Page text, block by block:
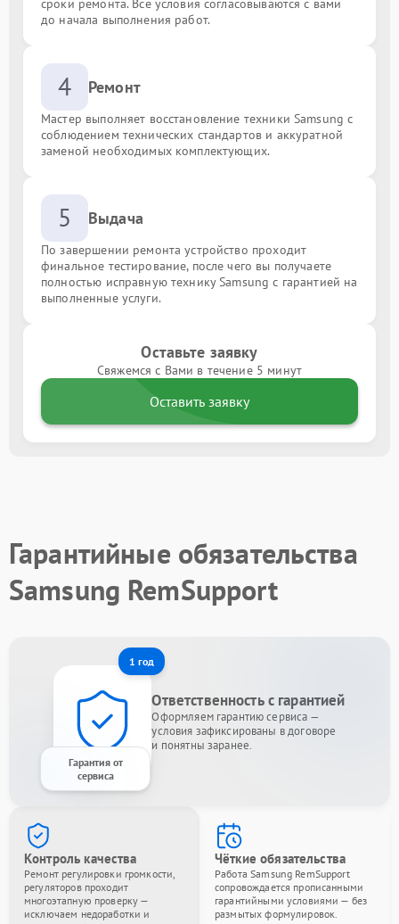
сроки ремонта. Все условия согласовываются с вами
до начала выполнения работ.
4 Ремонт
Мастер выполняет восстановление техники Samsung с
соблюдением технических стандартов и аккуратной
заменой необходимых комплектующих.
5 Выдача
По завершении ремонта устройство проходит
финальное тестирование, после чего вы получаете
полностью исправную технику Samsung с гарантией на
выполненные услуги.
Оставьте заявку
Свяжемся с Вами в течение 5 минут
Оставить заявку
Гарантийные обязательства
Samsung RemSupport
1 год
Гарантия от
сервиса
Ответственность с гарантией
Оформляем гарантию сервиса —
условия зафиксированы в договоре
и понятны заранее.
Контроль качества
Ремонт регулировки громкости,
регуляторов проходит
многоэтапную проверку —
исключаем недоработки и
Чёткие обязательства
Работа Samsung RemSupport
сопровождается прописанными
гарантийными условиями — без
размытых формулировок.